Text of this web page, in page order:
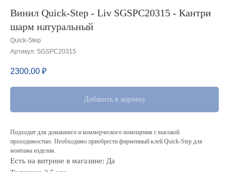
Винил Quick-Step - Liv SGSPC20315 - Кантри
шарм натуральный
Quick-Step
Артикул: SGSPC20315
2300,00 ₽
Добавить в корзину
Подходит для домашнего и коммерческого помещения с высокой
проходимостью. Необходимо приобрести фирменный клей Quick-Step для
монтажа изделия.
Есть на витрине в магазине: Да